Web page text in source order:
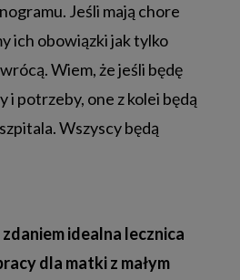
Jeśli mają chore
ich obowiązki jak tylko
Wiem, że jeśli będę
i potrzeby, one z kolei będą
Wszyscy będą
idealna lecznica
dla matki z małym